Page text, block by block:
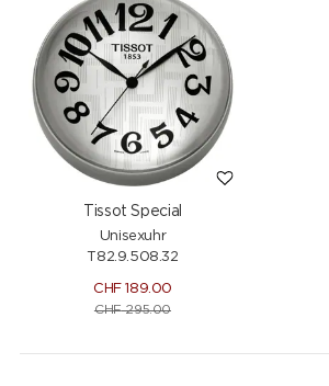
Tissot Special
Unisexuhr
T82.9.508.32
CHF 189.00
CHF295.00